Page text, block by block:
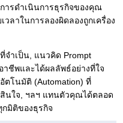
ารดำเนินการธุรกิจของคุณ
วลาในการลองผิดลองถูกเครื่อง
จำเป็น, แนวคิด Prompt
าชีพและได้ผลลัพธ์อย่างที่ใจ
ตโนมัติ (Automation) ที่
นใจ, ฯลฯ แทนตัวคุณได้ตลอด
กมิติของธุรกิจ